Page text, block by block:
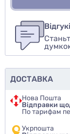
авторизуйтесь
Оцінити
ДОСТАВКА
Нова Пошта
Відправки
По тарифам
Укрпошта